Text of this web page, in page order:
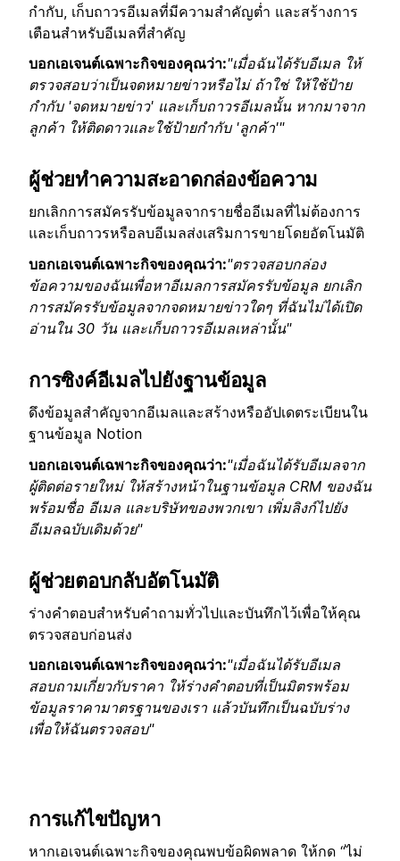
กำกับ, เก็บถาวรอีเมลที่มีความสำคัญต่ำ และสร้างการ
เตือนสำหรับอีเมลที่สำคัญ
บอกเอเจนต์เฉพาะกิจของคุณว่า:"เมื่อฉันได้รับอีเมล ให้
ตรวจสอบว่าเป็นจดหมายข่าวหรือไม่ ถ้าใช่ ให้ใช้ป้าย
กำกับ 'จดหมายข่าว' และเก็บถาวรอีเมลนั้น หากมาจาก
ลูกค้า ให้ติดดาวและใช้ป้ายกำกับ 'ลูกค้า'"
ผู้ช่วยทำความสะอาดกล่องข้อความ
ยกเลิกการสมัครรับข้อมูลจากรายชื่ออีเมลที่ไม่ต้องการ
และเก็บถาวรหรือลบอีเมลส่งเสริมการขายโดยอัตโนมัติ
บอกเอเจนต์เฉพาะกิจของคุณว่า:"ตรวจสอบกล่อง
ข้อความของฉันเพื่อหาอีเมลการสมัครรับข้อมูล ยกเลิก
การสมัครรับข้อมูลจากจดหมายข่าวใดๆ ที่ฉันไม่ได้เปิด
อ่านใน 30 วัน และเก็บถาวรอีเมลเหล่านั้น"
การซิงค์อีเมลไปยังฐานข้อมูล
ดึงข้อมูลสำคัญจากอีเมลและสร้างหรืออัปเดตระเบียนใน
ฐานข้อมูล Notion
บอกเอเจนต์เฉพาะกิจของคุณว่า:"เมื่อฉันได้รับอีเมลจาก
ผู้ติดต่อรายใหม่ ให้สร้างหน้าในฐานข้อมูล CRM ของฉัน
พร้อมชื่อ อีเมล และบริษัทของพวกเขา เพิ่มลิงก์ไปยัง
อีเมลฉบับเดิมด้วย"
ผู้ช่วยตอบกลับอัตโนมัติ
ร่างคำตอบสำหรับคำถามทั่วไปและบันทึกไว้เพื่อให้คุณ
ตรวจสอบก่อนส่ง
บอกเอเจนต์เฉพาะกิจของคุณว่า:"เมื่อฉันได้รับอีเมล
สอบถามเกี่ยวกับราคา ให้ร่างคำตอบที่เป็นมิตรพร้อม
ข้อมูลราคามาตรฐานของเรา แล้วบันทึกเป็นฉบับร่าง
เพื่อให้ฉันตรวจสอบ"
การแก้ไขปัญหา
หากเอเจนต์เฉพาะกิจของคุณพบข้อผิดพลาด ให้กด “ไม่